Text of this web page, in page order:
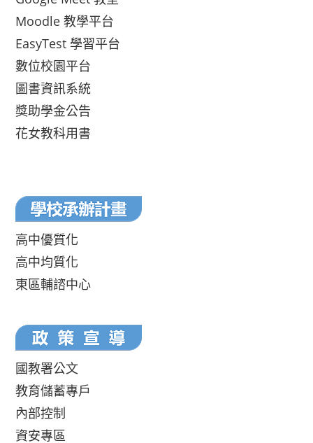
Moodle 教學平台
EasyTest 學習平台
數位校園平台
圖書資訊系統
獎助學金公告
花女教科用書
高中優質化
高中均質化
東區輔諮中心
國教署公文
教育儲蓄專戶
內部控制
資安專區